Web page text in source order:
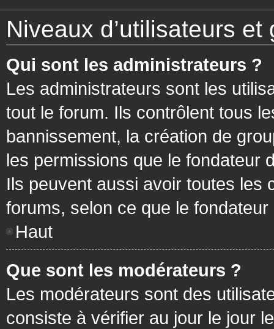
Niveaux d’utilisateurs et
Qui sont les administrateurs ?
Les administrateurs sont les
tout le forum. Ils contrôlent tous
bannissement, la création de
les permissions que le fondateur
Ils peuvent aussi avoir toutes les
forums, selon ce que le
Haut
Que sont les modérateurs ?
Les modérateurs sont des
consiste à vérifier au jour le jour